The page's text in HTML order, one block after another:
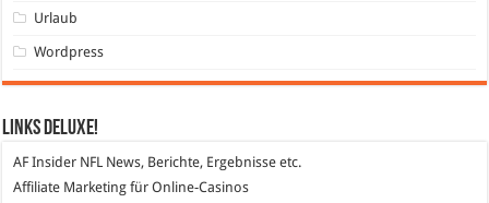
Urlaub
Wordpress
Links DeLuXe!
AF Insider NFL News, Berichte, Ergebnisse etc.
Affiliate Marketing für Online-Casinos